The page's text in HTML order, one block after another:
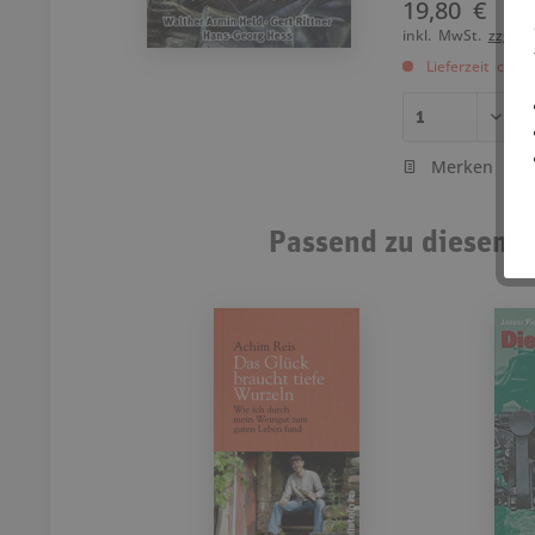
19,80 €
inkl. MwSt. zzgl.
Lieferzeit ca. 5
Merken
Passend zu diesem